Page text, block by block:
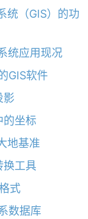
统（GIS）的功
统应用现况
GIS软件
影
的坐标
地基准
换工具
式
数据库